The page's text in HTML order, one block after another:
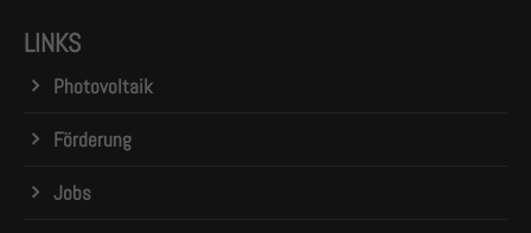
LINKS
Photovoltaik
Förderung
Jobs